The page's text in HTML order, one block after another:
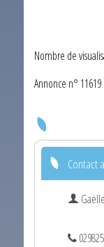
Nombre de
Annonce n° 11619
Contact